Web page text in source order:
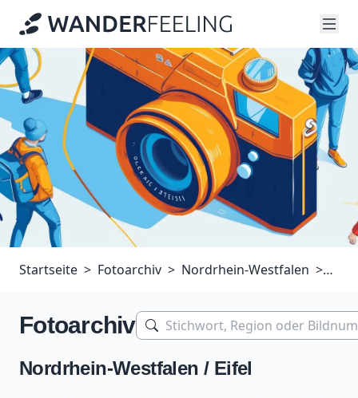
Startseite Fotoarchiv Nordrhein-Westfalen Eifel
Fotoarchiv
Nordrhein-Westfalen / Eifel